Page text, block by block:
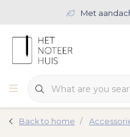
Met
Back to home